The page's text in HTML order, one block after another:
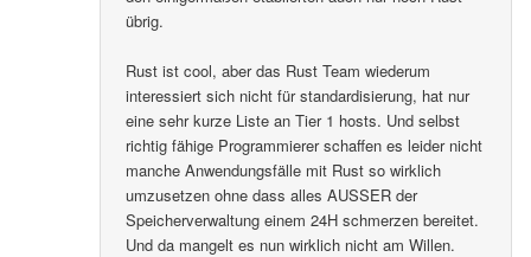
übrig.
Rust ist cool, aber das Rust Team wiederum
interessiert sich nicht für standardisierung, hat nur
eine sehr kurze Liste an Tier 1 hosts. Und selbst
richtig fähige Programmierer schaffen es leider nicht
manche Anwendungsfälle mit Rust so wirklich
umzusetzen ohne dass alles AUSSER der
Speicherverwaltung einem 24H schmerzen bereitet.
Und da mangelt es nun wirklich nicht am Willen.